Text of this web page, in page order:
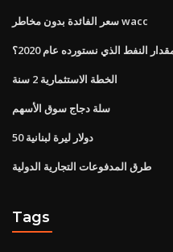
سعر الفائدة بدون مخاطر wacc
النفط الذي نستورده عام 2020؟
الخطة الاستثمارية 2 سنة
سلة دجاج سوق الأسهم
50 دولار ليرة لبنانية
طرق المدفوعات التجارية الدولية
Tags